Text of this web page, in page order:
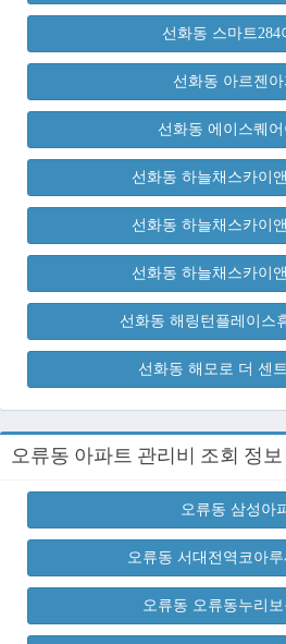
선화동 스마트284
선화동 아르젠
선화동 에이스퀘
선화동 하늘채스카이
선화동 하늘채스카이
선화동 하늘채스카이
선화동 해링턴플레이스
선화동 해모로 더 센
오류동 아파트 관리비 조회 정보
오류동 삼성아
오류동 서대전역코아
오류동 오류동누리